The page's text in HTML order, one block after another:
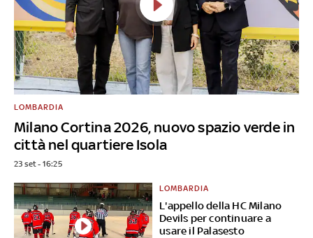
Milano Cortina 2026, nuovo spazio verde in
città nel quartiere Isola
LOMBARDIA
23 set - 16:25
L'appello della HC Milano
Devils per continuare a
usare il Palasesto
LOMBARDIA